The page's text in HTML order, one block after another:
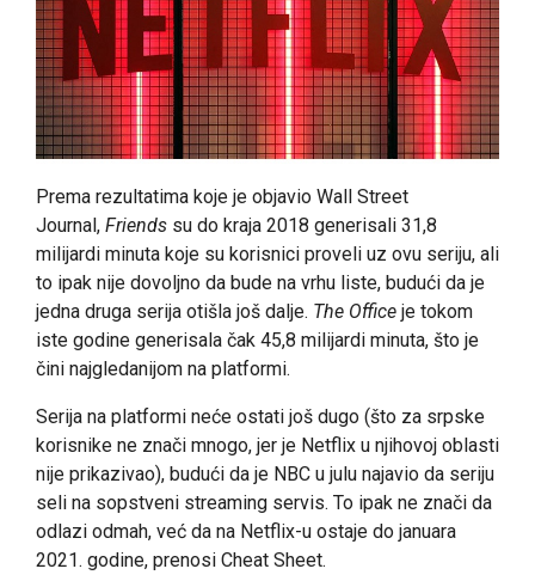
Prema rezultatima koje je objavio Wall Street
Journal, Friends su do kraja 2018 generisali 31,8
milijardi minuta koje su korisnici proveli uz ovu seriju, ali
to ipak nije dovoljno da bude na vrhu liste, budući da je
jedna druga serija otišla još dalje. The Office je tokom
iste godine generisala čak 45,8 milijardi minuta, što je
čini najgledanijom na platformi.
Serija na platformi neće ostati još dugo (što za srpske
korisnike ne znači mnogo, jer je Netflix u njihovoj oblasti
nije prikazivao), budući da je NBC u julu najavio da seriju
seli na sopstveni streaming servis. To ipak ne znači da
odlazi odmah, već da na Netflix-u ostaje do januara
2021. godine, prenosi Cheat Sheet.